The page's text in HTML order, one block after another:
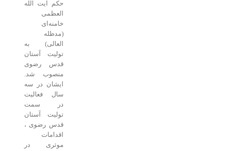
حکم آیت الله
خامنه‌ای
العالی) به
تولیت آستان
قدس رضوی
منصوب شد.
ایشان در سه
سال فعالیت
در سمت
تولیت آستان
قدس رضوی ،
موثری در